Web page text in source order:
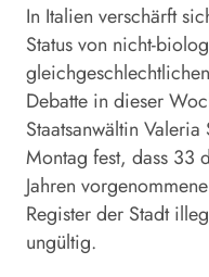
In Italien verschärft
Status von nicht-
Debatte in dieser
Staatsanwältin
Montag fest, dass 33
Jahren
Register der Stadt
ungültig.